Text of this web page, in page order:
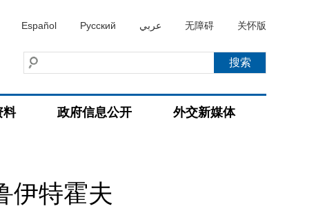
Español Русский عربي 无障碍 关怀版
料 政府信息公开 外交新媒体
伊特霍夫